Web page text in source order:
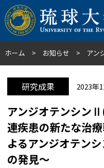
ホーム お知らせ アンジオテンシ
研究成果 2023年
アンジオテンシン
連疾患の新たな治
よるアンジオテン
の発見～